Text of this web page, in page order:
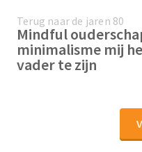
Terug naar de jaren 80
Mindful
minimalisme mij
vader te zijn